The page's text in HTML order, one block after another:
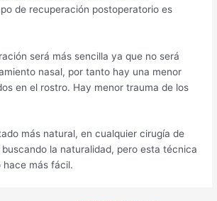
de recuperación postoperatorio es
será más sencilla ya que no será
nasal, por tanto hay una menor
en el rostro. Hay menor trauma de los
más natural, en cualquier cirugía de
la naturalidad, pero esta técnica
más fácil.